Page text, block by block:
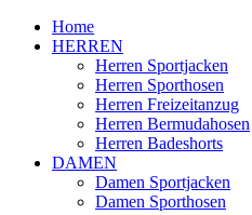
Home
HERREN
Herren Sportjacken
Herren Sporthosen
Herren Freizeitanzug
Herren Bermudahosen
Herren Badeshorts
DAMEN
Damen Sportjacken
Damen Sporthosen